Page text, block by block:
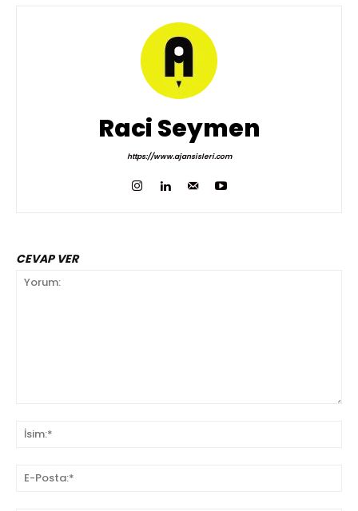
Raci Seymen
https://www.ajansisleri.com
CEVAP VER